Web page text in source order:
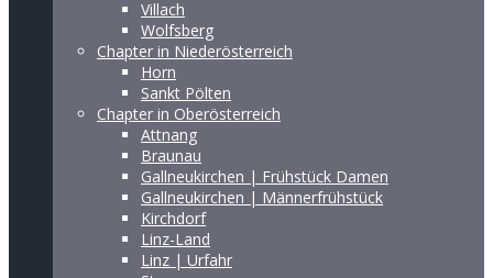
Villach
Wolfsberg
Chapter in Niederösterreich
Horn
Sankt Pölten
Chapter in Oberösterreich
Attnang
Braunau
Gallneukirchen | Frühstück Damen
Gallneukirchen | Männerfrühstück
Kirchdorf
Linz-Land
Linz | Urfahr